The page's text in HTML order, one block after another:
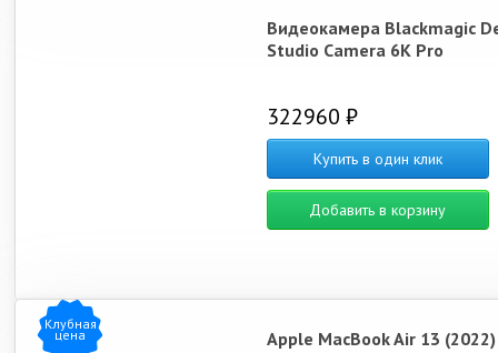
Видеокамера Blackmagic
Studio Camera 6K Pro
322960 ₽
Купить в один клик
Добавить в корзину
Клубная
цена
Apple MacBook Air 13 (2022)